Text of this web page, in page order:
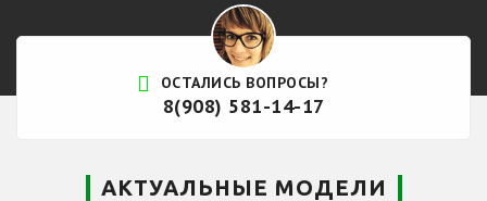
ОСТАЛИСЬ ВОПРОСЫ?
8(908) 581-14-17
АКТУАЛЬНЫЕ МОДЕЛИ